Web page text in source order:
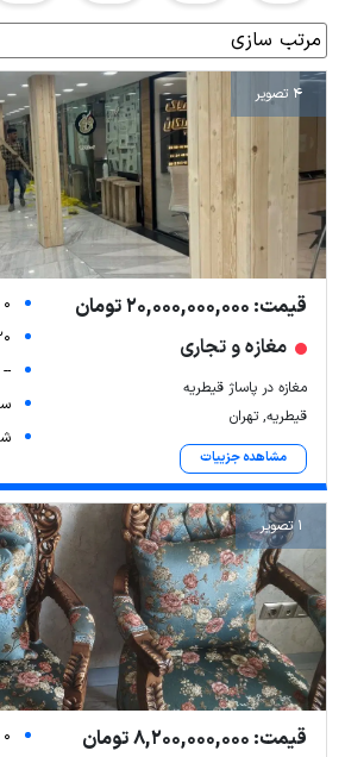
4 تصویر
قیمت: 20,000,000,000 تومان
مغازه و تجاری
مغازه در پاساژ قیطریه
قیطریه, تهران
مشاهده جزییات
0 خواب
20 متر
1 تصویر
قیمت: 8,200,000,000 تومان
0 خواب